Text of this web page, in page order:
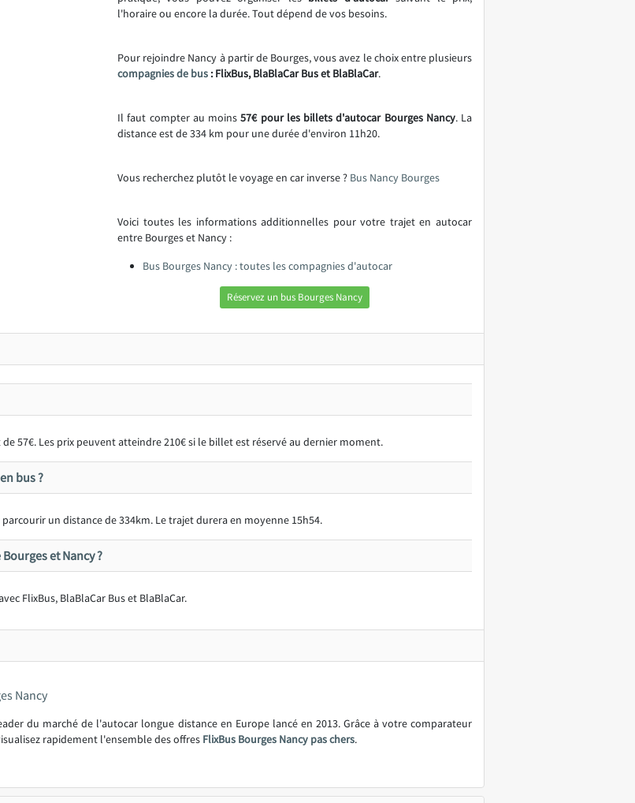
l'horaire ou encore la durée. Tout dépend de vos besoins.
Pour rejoindre Nancy à partir de Bourges, vous avez le choix entre plusieurs
compagnies de bus : FlixBus, BlaBlaCar Bus et BlaBlaCar.
Il faut compter au moins57€ pour les billets d'autocar Bourges Nancy. La
distance est de 334 km pour une durée d'environ 11h20.
Vous recherchez plutôt le voyage en car inverse ? Bus Nancy Bourges
Voici toutes les informations additionnelles pour votre trajet en autocar
entre Bourges et Nancy :
Bus Bourges Nancy : toutes les compagnies d'autocar
Réservez un bus Bourges Nancy
57€. Les prix peuvent atteindre 210€ si le billet est réservé au dernier moment.
bus ?
un distance de 334km. Le trajet durera en moyenne 15h54.
et Nancy ?
FlixBus, BlaBlaCar Bus et BlaBlaCar.
Nancy
du marché de l'autocar longue distance en Europe lancé en 2013. Grâce à votre comparateur
rapidement l'ensemble des offres FlixBus Bourges Nancy pas chers.